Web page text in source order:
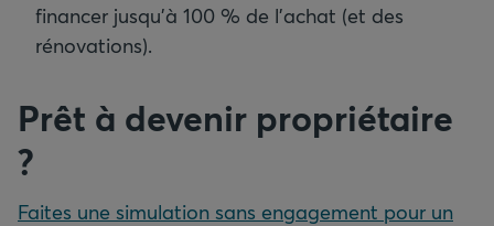
financer jusqu’à 100 % de l’achat (et des
rénovations).
Prêt à devenir propriétaire
?
Faites une simulation sans engagement pour un